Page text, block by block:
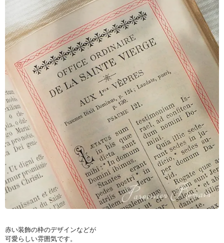
赤い装飾の枠のデザインなどが
可愛らしい雰囲気です。